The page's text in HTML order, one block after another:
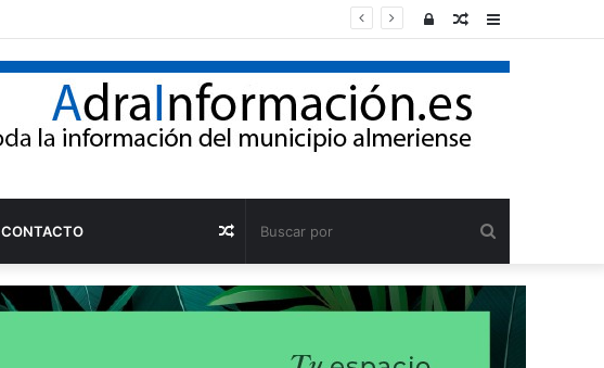
Barra
Publicación
azar
Acceso
CONTACTO
por
Publicación
al